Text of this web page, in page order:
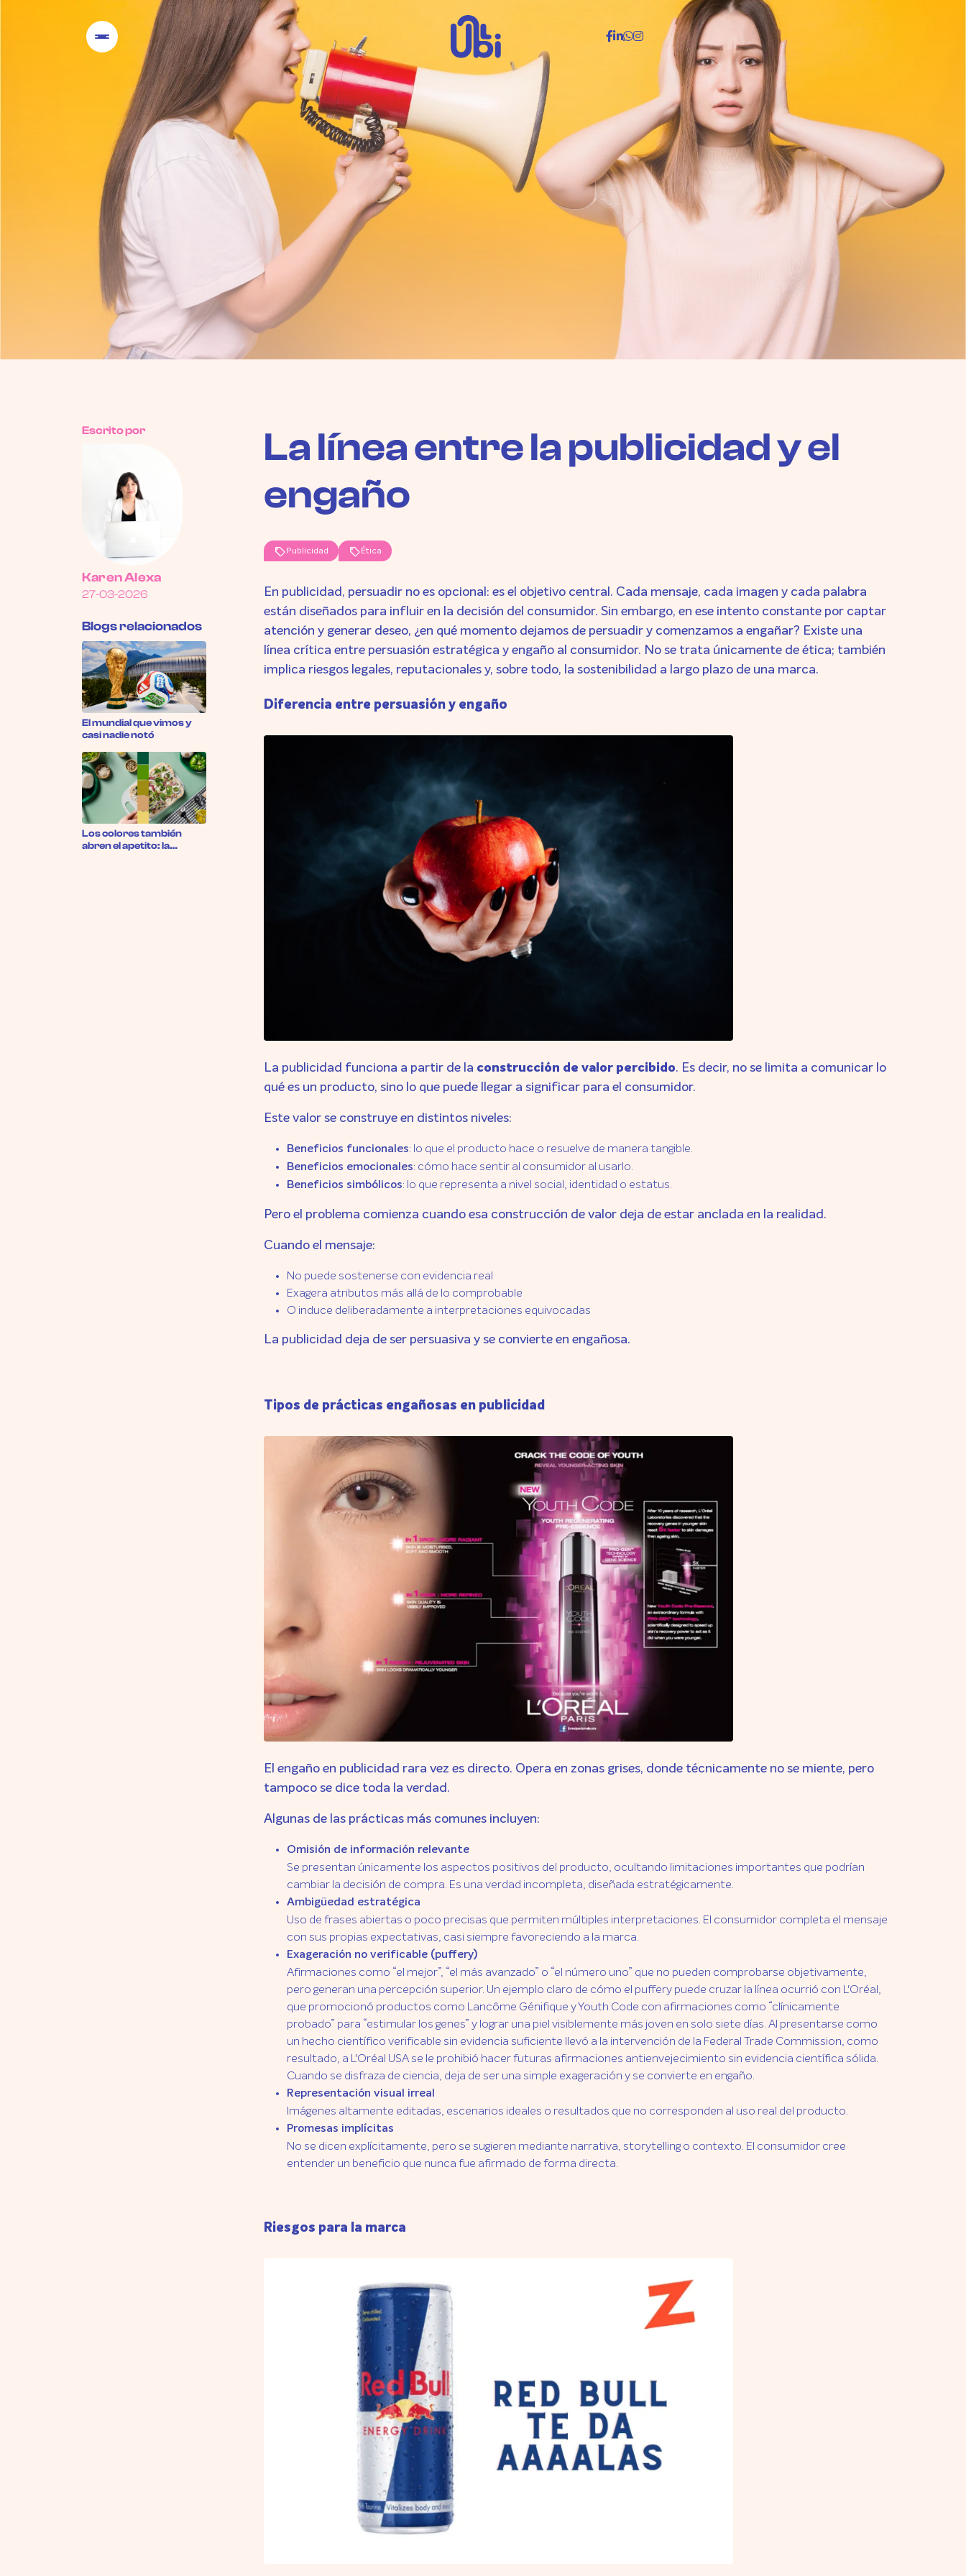
Escrito por
Karen Alexa
27-03-2026
Blogs relacionados
El mundial que vimos y
casi nadie notó
Los colores también
abren el apetito: la
La línea entre la publicidad y el
engaño
sell Publicidad sell Ética
En publicidad, persuadir no es opcional: es el objetivo central. Cada mensaje, cada imagen y cada palabra
están diseñados para influir en la decisión del consumidor. Sin embargo, en ese intento constante por captar
atención y generar deseo, ¿en qué momento dejamos de persuadir y comenzamos a engañar? Existe una
línea crítica entre persuasión estratégica y engaño al consumidor. No se trata únicamente de ética; también
implica riesgos legales, reputacionales y, sobre todo, la sostenibilidad a largo plazo de una marca.
Diferencia entre persuasión y engaño
La publicidad funciona a partir de la construcción de valor percibido. Es decir, no se limita a comunicar lo
qué es un producto, sino lo que puede llegar a significar para el consumidor.
Este valor se construye en distintos niveles:
Beneficios funcionales: lo que el producto hace o resuelve de manera tangible.
Beneficios emocionales: cómo hace sentir al consumidor al usarlo.
Beneficios simbólicos: lo que representa a nivel social, identidad o estatus.
Pero el problema comienza cuando esa construcción de valor deja de estar anclada en la realidad.
Cuando el mensaje:
No puede sostenerse con evidencia real
Exagera atributos más allá de lo comprobable
O induce deliberadamente a interpretaciones equivocadas
La publicidad deja de ser persuasiva y se convierte en engañosa.
Tipos de prácticas engañosas en publicidad
El engaño en publicidad rara vez es directo. Opera en zonas grises, donde técnicamente no se miente, pero
tampoco se dice toda la verdad.
Algunas de las prácticas más comunes incluyen:
Omisión de información relevante
Se presentan únicamente los aspectos positivos del producto, ocultando limitaciones importantes que podrían
cambiar la decisión de compra. Es una verdad incompleta, diseñada estratégicamente.
Ambigüedad estratégica
Uso de frases abiertas o poco precisas que permiten múltiples interpretaciones. El consumidor completa el mensaje
con sus propias expectativas, casi siempre favoreciendo a la marca.
Exageración no verificable (puffery)
Afirmaciones como “el mejor”, “el más avanzado” o “el número uno” que no pueden comprobarse objetivamente,
pero generan una percepción superior. Un ejemplo claro de cómo el puffery puede cruzar la línea ocurrió con L'Oréal,
que promocionó productos como Lancôme Génifique y Youth Code con afirmaciones como “clínicamente
probado” para “estimular los genes” y lograr una piel visiblemente más joven en solo siete días. Al presentarse como
un hecho científico verificable sin evidencia suficiente llevó a la intervención de la Federal Trade Commission, como
resultado, a L'Oréal USA se le prohibió hacer futuras afirmaciones antienvejecimiento sin evidencia científica sólida.
Cuando se disfraza de ciencia, deja de ser una simple exageración y se convierte en engaño.
Representación visual irreal
Imágenes altamente editadas, escenarios ideales o resultados que no corresponden al uso real del producto.
Promesas implícitas
No se dicen explícitamente, pero se sugieren mediante narrativa, storytelling o contexto. El consumidor cree
entender un beneficio que nunca fue afirmado de forma directa.
Riesgos para la marca